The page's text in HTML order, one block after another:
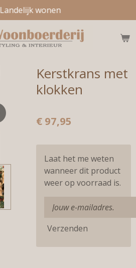
Landelijk wonen
Kerstkrans met
klokken
€ 97,95
Laat het me weten
wanneer dit product
weer op voorraad is.
Verzenden